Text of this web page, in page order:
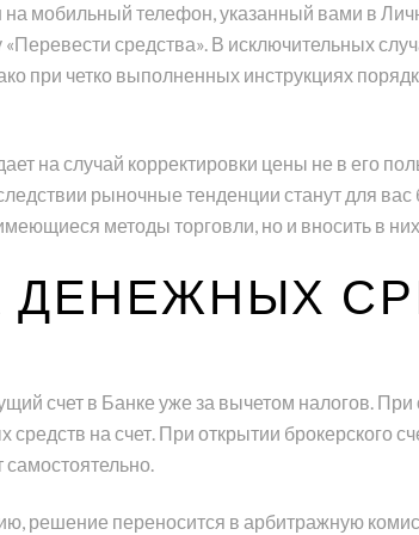
мобильный телефон, указанный вами в
средства». В исключительных
при четко выполненных инструкциях
на случай корректировки цены не в его
рыночные тенденции станут для
методы торговли, но и вносить в
счет в Банке уже за вычетом налогов. При
средств на счет. При открытии брокерского
решение переносится в арбитражную